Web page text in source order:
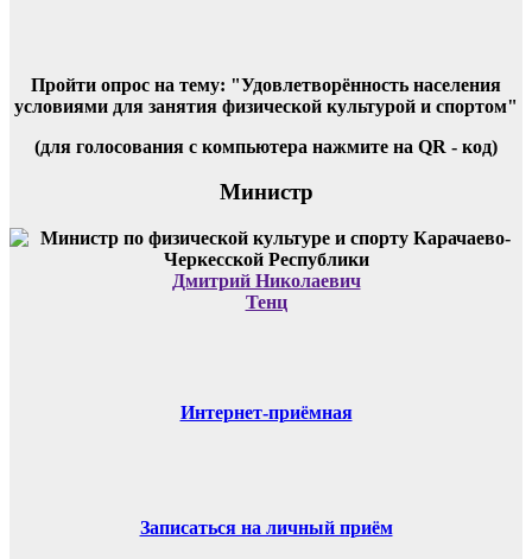
Пройти опрос на тему: "Удовлетворённость населения
условиями для занятия физической культурой и спортом"
(для голосования с компьютера нажмите на QR - код)
Министр
Дмитрий Николаевич
Тенц
Интернет-приёмная
Записаться на личный приём